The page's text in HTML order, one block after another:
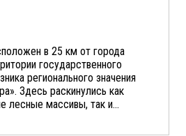
в 25 км от города
государственного
регионального значения
Здесь раскинулись как
лесные массивы, так и...